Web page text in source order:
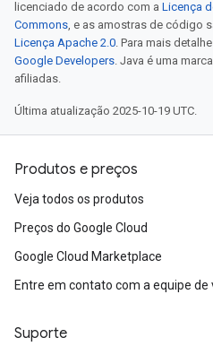
licenciado de acordo com a Licença
Commons, e as amostras de código
Licença Apache 2.0. Para mais
Google Developers. Java é uma
afiliadas.
Última atualização 2025-10-19 UTC.
Produtos e preços
Veja todos os produtos
Preços do Google Cloud
Google Cloud Marketplace
Entre em contato com a equipe de
Suporte